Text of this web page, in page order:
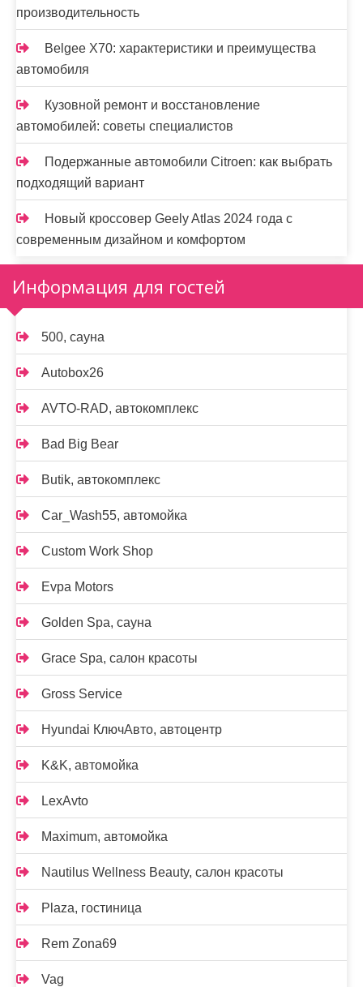
производительность
Belgee X70: характеристики и преимущества
автомобиля
Кузовной ремонт и восстановление
автомобилей: советы специалистов
Подержанные автомобили Citroen: как выбрать
подходящий вариант
Новый кроссовер Geely Atlas 2024 года с
современным дизайном и комфортом
Информация для гостей
500, сауна
Autobox26
AVTO-RAD, автокомплекс
Bad Big Bear
Butik, автокомплекс
Car_Wash55, автомойка
Custom Work Shop
Evpa Motors
Golden Spa, сауна
Grace Spa, салон красоты
Gross Service
Hyundai КлючАвто, автоцентр
K&K, автомойка
LexAvto
Maximum, автомойка
Nautilus Wellness Beauty, салон красоты
Plaza, гостиница
Rem Zona69
Vag